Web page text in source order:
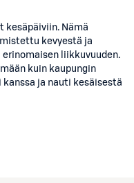
kesäpäiviin. Nämä
kevyestä ja
liikkuvuuden.
kuin kaupungin
ja nauti kesäisestä